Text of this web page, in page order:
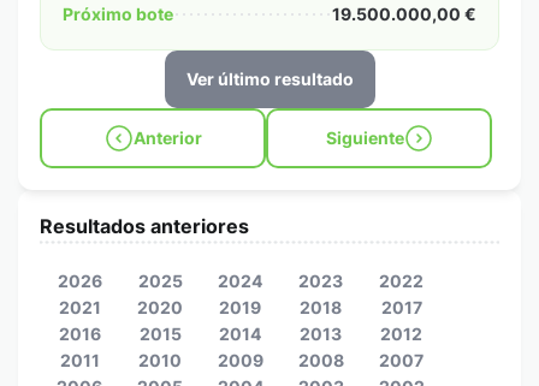
Próximo bote
19.500.000,00 €
Ver último resultado
Anterior Siguiente
Resultados anteriores
2026 2025 2024 2023
2022
2021
2020 2019 2018
2017
2016
2015 2014 2013
2012
2011
2010 2009 2008
2007